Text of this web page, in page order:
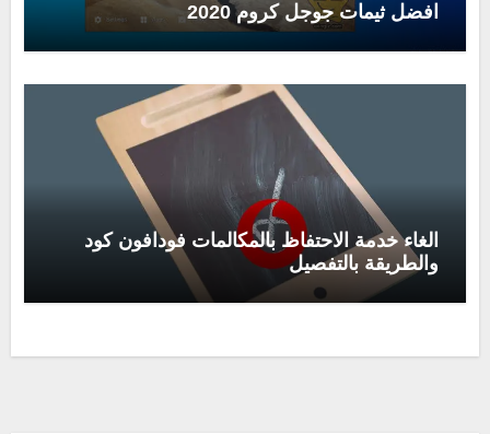
افضل ثيمات جوجل كروم 2020
الغاء خدمة الاحتفاظ بالمكالمات فودافون كود
والطريقة بالتفصيل